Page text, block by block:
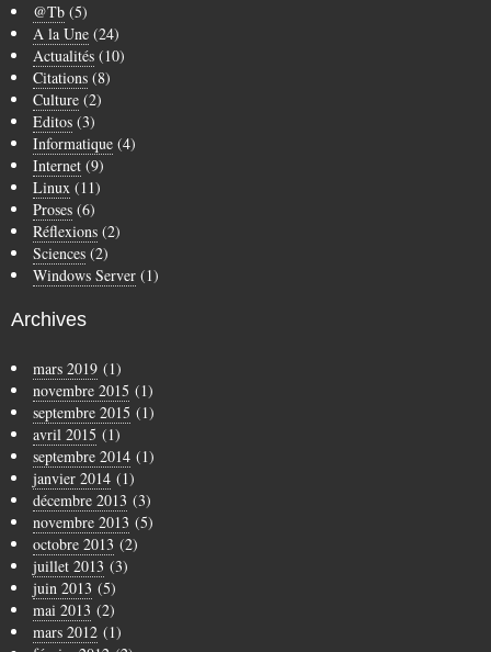
@Tb (5)
A la Une (24)
Actualités (10)
Citations (8)
Culture (2)
Editos (3)
Informatique (4)
Internet (9)
Linux (11)
Proses (6)
Réflexions (2)
Sciences (2)
Windows Server (1)
Archives
mars 2019 (1)
novembre 2015 (1)
septembre 2015 (1)
avril 2015 (1)
septembre 2014 (1)
janvier 2014 (1)
décembre 2013 (3)
novembre 2013 (5)
octobre 2013 (2)
juillet 2013 (3)
juin 2013 (5)
mai 2013 (2)
mars 2012 (1)